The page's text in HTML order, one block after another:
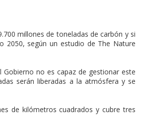
millones de toneladas de carbón y si
2050, según un estudio de The Nature
no es capaz de gestionar este
serán liberadas a la atmósfera y se
de kilómetros cuadrados y cubre tres